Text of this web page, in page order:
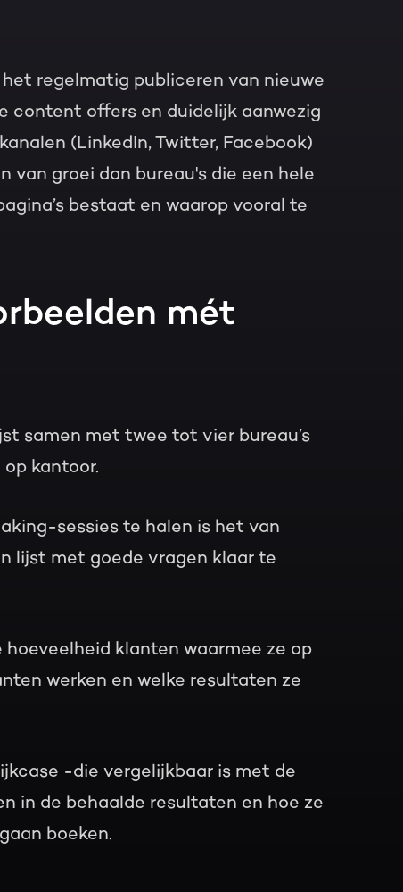
regelmatig publiceren van nieuwe
content offers en duidelijk aanwezig
(LinkedIn, Twitter, Facebook)
van groei dan bureau's die een hele
bestaat en waarop vooral te
mét
samen met twee tot vier bureau’s
kantoor.
sessies te halen is het van
lijst met goede vragen klaar te
klanten waarmee ze op
werken en welke resultaten ze
-die vergelijkbaar is met de
in de behaalde resultaten en hoe ze
boeken.